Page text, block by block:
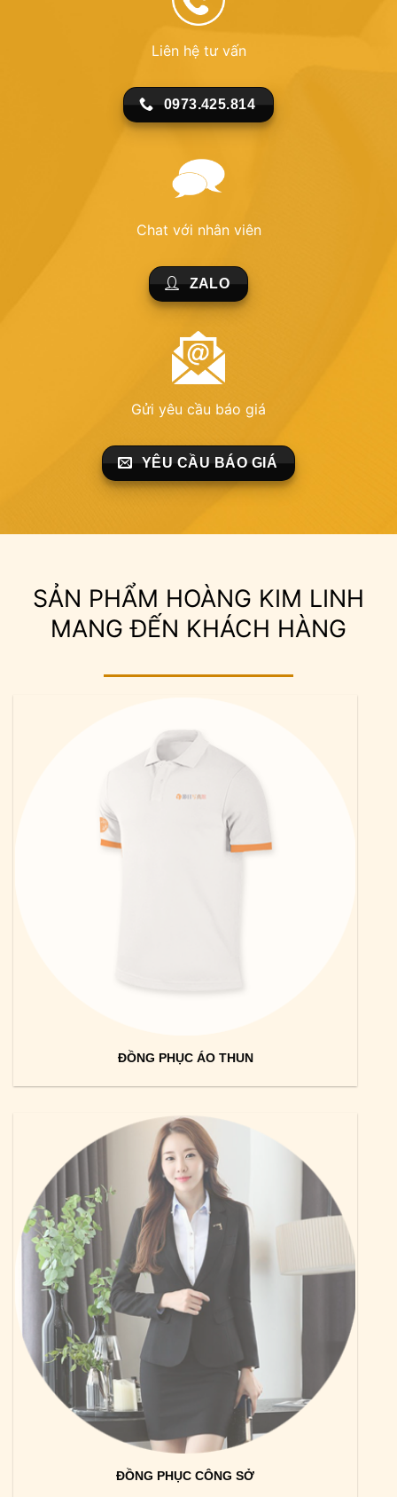
Liên hệ tư vấn
0973.425.814
Chat với nhân viên
ZALO
Gửi yêu cầu báo giá
YÊU CẦU BÁO GIÁ
SẢN PHẨM HOÀNG KIM LINH
MANG ĐẾN KHÁCH HÀNG
ĐỒNG PHỤC ÁO THUN
ĐỒNG PHỤC CÔNG SỞ